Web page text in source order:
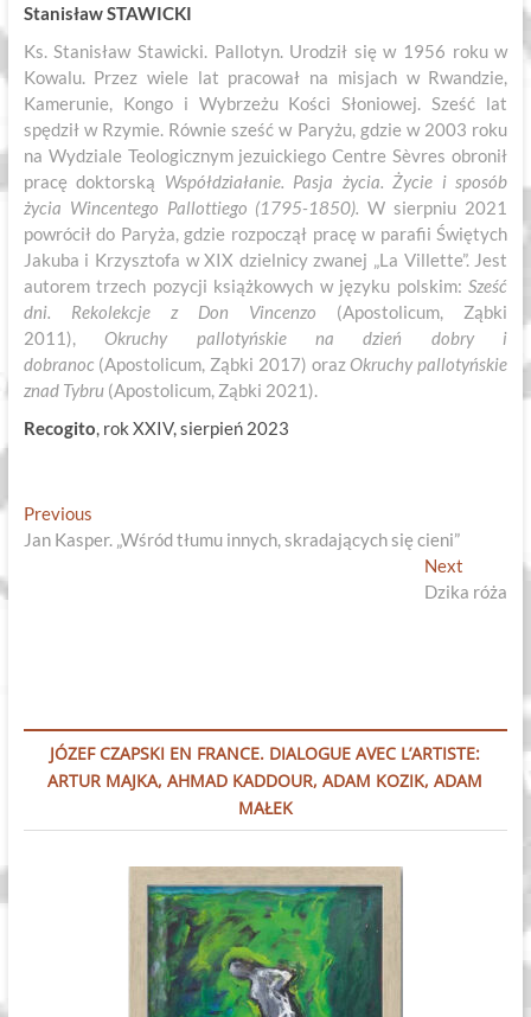
Stanisław STAWICKI
Ks. Stanisław Stawicki. Pallotyn. Urodził się w 1956 roku w
Kowalu. Przez wiele lat pracował na misjach w Rwandzie,
Kamerunie, Kongo i Wybrzeżu Kości Słoniowej. Sześć lat
spędził w Rzymie. Równie sześć w Paryżu, gdzie w 2003 roku
na Wydziale Teologicznym jezuickiego Centre Sèvres obronił
pracę doktorską Współdziałanie. Pasja życia. Życie i sposób
życia Wincentego Pallottiego (1795-1850).W sierpniu 2021
powrócił do Paryża, gdzie rozpoczął pracę w parafii Świętych
Jakuba i Krzysztofa w XIX dzielnicy zwanej „La Villette”. Jest
autorem trzech pozycji książkowych w języku polskim:Sześć
dni. Rekolekcje z Don Vincenzo (Apostolicum, Ząbki
2011), Okruchy pallotyńskie na dzień dobry i
dobranoc (Apostolicum, Ząbki 2017) oraz Okruchy pallotyńskie
znad Tybru(Apostolicum, Ząbki 2021).
Recogito, rok XXIV, sierpień 2023
Nawigacja
wpisu
PreviousPrevious
post:
Jan Kasper. „Wśród tłumu innych, skradających się cieni”
Next
post:
Dzika róża
JÓZEF CZAPSKI EN FRANCE. DIALOGUE AVEC L’ARTISTE:
ARTUR MAJKA, AHMAD KADDOUR, ADAM KOZIK, ADAM
MAŁEK